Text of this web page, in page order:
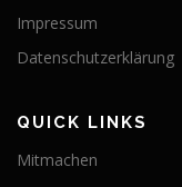
Impressum
Datenschutzerklärung
QUICK LINKS
Mitmachen